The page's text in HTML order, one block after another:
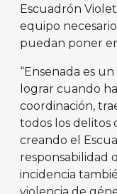
Escuadrón
equipo
puedan poner
“Ensenada es
lograr cuando
coordinación,
todos los delitos
creando el
responsabilidad
incidencia